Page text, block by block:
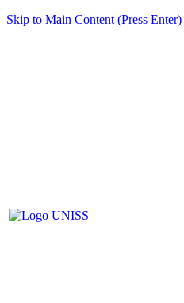
Skip to Main Content (Press Enter)